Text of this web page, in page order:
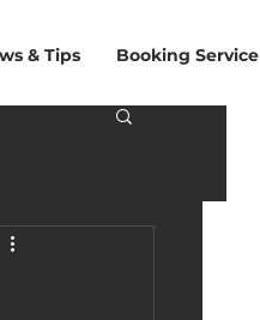
& Tips Booking Service